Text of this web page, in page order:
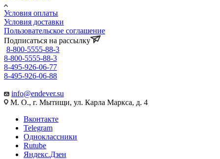
Условия оплаты
Условия доставки
Пользовательское соглашение
Подписаться на рассылку
8-800-5555-88-3
8-800-5555-88-3
8-495-926-06-77
8-495-926-06-88
info@endever.su
М. О., г. Мытищи, ул. Карла Маркса, д. 4
Вконтакте
Telegram
Одноклассники
Rutube
Яндекс.Дзен